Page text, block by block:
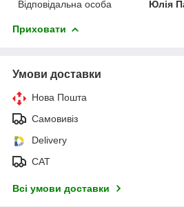
Відповідальна особа
Юлія
Приховати
Умови доставки
Нова Пошта
Самовивіз
Delivery
САТ
Всі умови доставки